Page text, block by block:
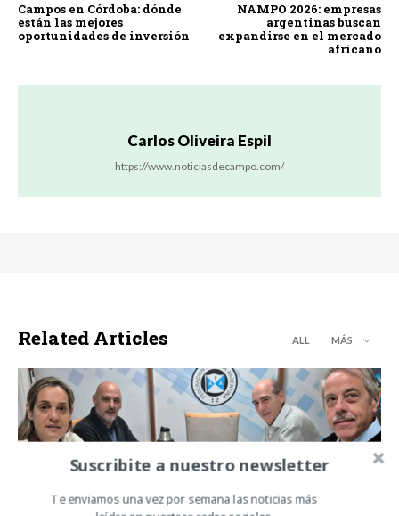
Campos en Córdoba: dónde
están las mejores
oportunidades de inversión
NAMPO 2026: empresas
argentinas buscan
expandirse en el mercado
africano
Carlos Oliveira Espil
https://www.noticiasdecampo.com/
Related Articles ALL MÁS
ACTUALIDAD
ASA y Federación Agraria Argentina
Suscribite a nuestro newsletter
Te enviamos una vez por semana las noticias más